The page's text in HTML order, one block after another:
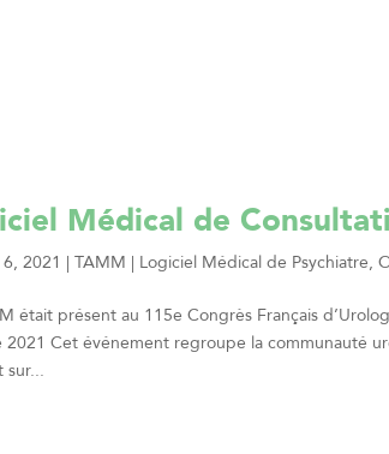
Médical de
2021 |TAMM | Logiciel Médical de Psychiatre,
était présent au 115e Congrès Français
2021 Cet événement regroupe la communauté
sur...